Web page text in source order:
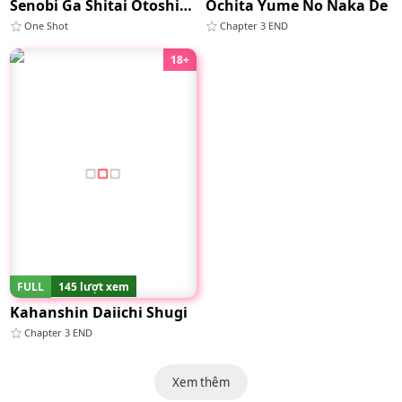
Senobi Ga Shitai Otoshigoro
One Shot
Ochita Yume No Naka De
Chapter 3 END
18+
FULL 145 lượt xem
Kahanshin Daiichi Shugi
Chapter 3 END
Xem thêm